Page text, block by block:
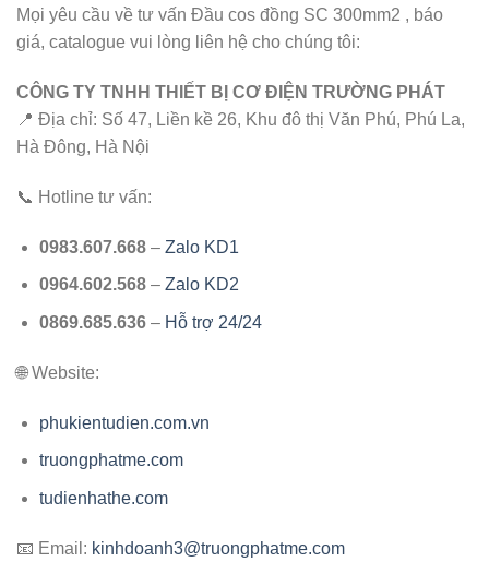
Mọi yêu cầu về tư vấn Đầu cos đồng SC 300mm2 , báo
giá, catalogue vui lòng liên hệ cho chúng tôi:
CÔNG TY TNHH THIẾT BỊ CƠ ĐIỆN TRƯỜNG PHÁT
📍 Địa chỉ: Số 47, Liền kề 26, Khu đô thị Văn Phú, Phú La,
Hà Đông, Hà Nội
📞 Hotline tư vấn:
0983.607.668– Zalo KD1
0964.602.568– Zalo KD2
0869.685.636– Hỗ trợ 24/24
🌐 Website:
phukientudien.com.vn
truongphatme.com
tudienhathe.com
📧 Email: kinhdoanh3@truongphatme.com